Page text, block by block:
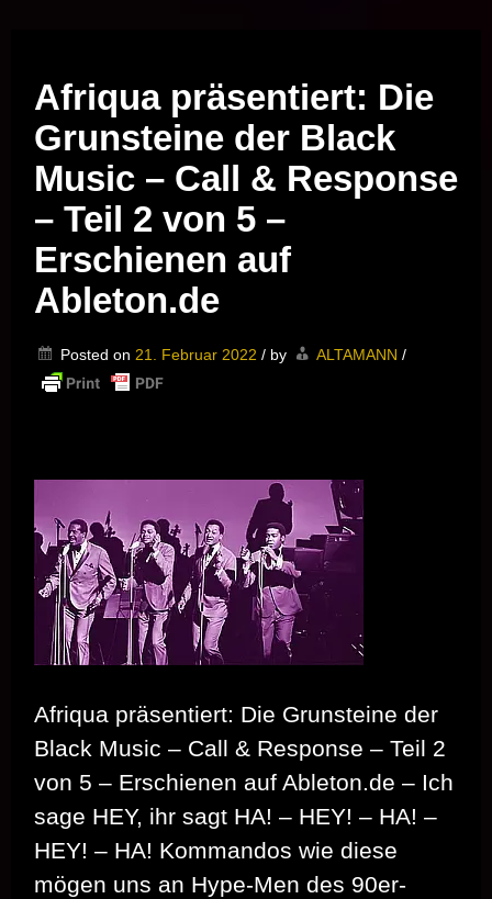
Afriqua präsentiert: Die
Grunsteine der Black
Music – Call & Response
– Teil 2 von 5 –
Erschienen auf
Ableton.de
Posted on 21. Februar 2022 / by ALTAMANN /
Afriqua präsentiert: Die Grunsteine der
Black Music – Call & Response – Teil 2
von 5 – Erschienen auf Ableton.de – Ich
sage HEY, ihr sagt HA! – HEY! – HA! –
HEY! – HA! Kommandos wie diese
mögen uns an Hype-Men des 90er-